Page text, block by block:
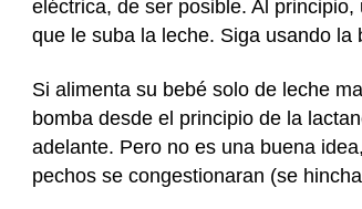
eléctrica, de ser posible. Al
que le suba la leche. Siga usando
Si alimenta su bebé solo de leche
bomba desde el principio de la
adelante. Pero no es una buena
pechos se congestionaran (se